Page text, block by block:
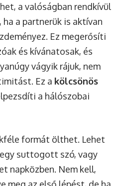
a valóságban rendkívül
a partnerük is aktívan
Ez megerősíti
és kívánatosak, és
vágyik rájuk, nem
Ez a kölcsönös
a hálószobai
formát ölthet. Lehet
suttogott szó, vagy
napközben. Nem kell,